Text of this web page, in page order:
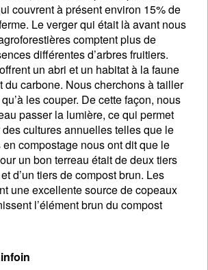
couvrent à présent environ 15% de
Le verger qui était là avant nous
comptent plus de
différentes d’arbres fruitiers.
un abri et un habitat à la faune
du carbone. Nous cherchons à tailler
les couper. De cette façon, nous
passer la lumière, ce qui permet
cultures annuelles telles que le
compostage nous ont dit que le
un bon terreau était de deux tiers
d’un tiers de compost brun. Les
une excellente source de copeaux
l’élément brun du compost